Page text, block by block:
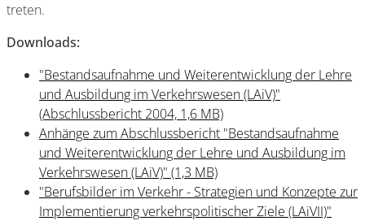
treten.
Downloads:
"Bestandsaufnahme und Weiterentwicklung der Lehre
und Ausbildung im Verkehrswesen (LAiV)"
(Abschlussbericht 2004, 1,6 MB)
Anhänge zum Abschlussbericht "Bestandsaufnahme
und Weiterentwicklung der Lehre und Ausbildung im
Verkehrswesen (LAiV)" (1,3 MB)
"Berufsbilder im Verkehr - Strategien und Konzepte zur
Implementierung verkehrspolitischer Ziele (LAiVII)"